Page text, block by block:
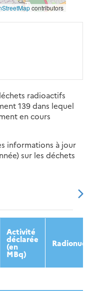
contributors
radioactifs
139 dans lequel
en cours
informations à jour
sur les déchets
2016
Activité
déclarée
(en
MBq)